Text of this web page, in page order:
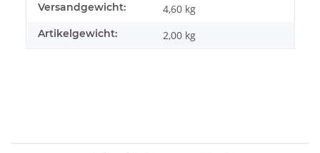
Versandgewicht: 4,60 kg
Artikelgewicht: 2,00 kg